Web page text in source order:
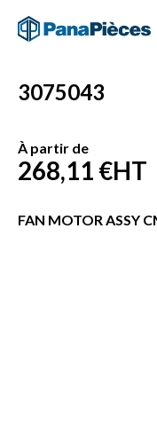
3075043
À partir de
268,11 €HT
FAN MOTOR ASSY